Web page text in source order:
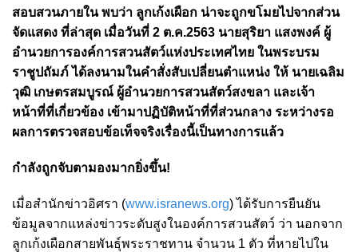
สอบสวนภายใน พบว่า ลูกเก้งเผือก น่าจะถูกขโมยไปจากส่วน
จัดแสดง ที่ล่าสุด เมื่อวันที่ 2 ต.ค.2563 นายสุริยา แสงพงค์ ผู้
อำนวยการองค์การสวนสัตว์แห่งประเทศไทย ในพระบรม
ราชูปถัมภ์ ได้ลงนามในคำสั่งสับเปลี่ยนตำแหน่ง ให้ นายเฉลิม
วุฒิ เกษตรสมบูรณ์ ผู้อำนวยการสวนสัตว์สงขลา และเจ้า
หน้าที่ที่เกี่ยวข้อง เข้ามาปฏิบัติหน้าที่ที่ส่วนกลาง ระหว่างรอ
ผลการตรวจสอบข้อเท็จจริงเรื่องนี้เป็นทางการแล้ว
กำลังถูกจับตามองมากยิ่งขึ้น!
เมื่อสำนักข่าวอิศรา (www.isranews.org) ได้รับการยืนยัน
ข้อมูลจากแหล่งข่าวระดับสูงในองค์การสวนสัตว์ ว่า นอกจาก
ลูกเก้งเผือกสายพันธุ์พระราชทาน จำนวน 1 ตัว ที่หายไปใน